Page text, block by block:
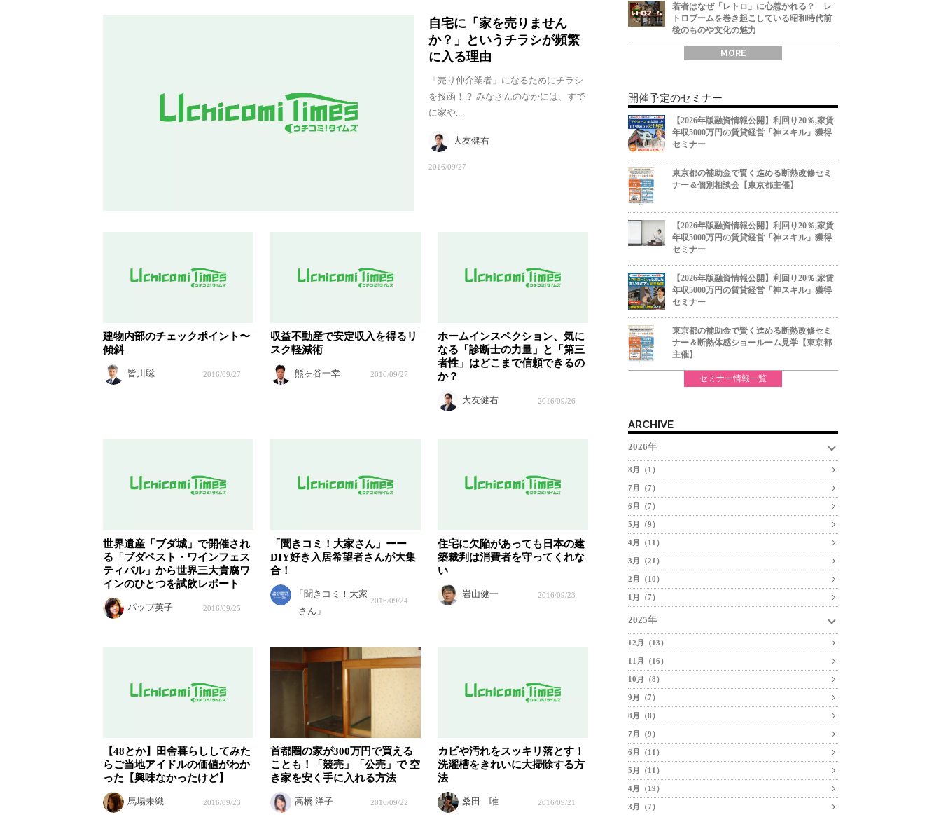
自宅に「家を売りません
か？」というチラシが頻繁
に入る理由
「売り仲介業者」になるためにチラシ
を投函！？ みなさんのなかには、すで
に家や...
大友健右
2016/09/27
建物内部のチェックポイント〜
傾斜
皆川聡 2016/09/27
収益不動産で安定収入を得るリ
スク軽減術
熊ヶ谷一幸 2016/09/27
ホームインスペクション、気に
なる「診断士の力量」と「第三
者性」はどこまで信頼できるの
か？
大友健右 2016/09/26
世界遺産「ブダ城」で開催され
る「ブダペスト・ワインフェス
ティバル」から世界三大貴腐ワ
インのひとつを試飲レポート
パップ英子 2016/09/25
「聞きコミ！大家さん」ーー
DIY好き入居希望者さんが大集
合！
「聞きコミ！大家
さん」
2016/09/24
住宅に欠陥があっても日本の建
築裁判は消費者を守ってくれな
い
岩山健一 2016/09/23
【48とか】田舎暮らししてみた
らご当地アイドルの価値がわか
った【興味なかったけど】
馬場未織 2016/09/23
首都圏の家が300万円で買える
ことも！「競売」「公売」で 空
き家を安く手に入れる方法
高橋 洋子 2016/09/22
カビや汚れをスッキリ落とす！
洗濯槽をきれいに大掃除する方
法
桑田 唯 2016/09/21
若者はなぜ「レトロ」に心惹かれる？ レ
トロブームを巻き起こしている昭和時代前
後のものや文化の魅力
MORE
開催予定のセミナー
【2026年版融資情報公開】利回り20％,家賃
年収5000万円の賃貸経営「神スキル」獲得
セミナー
東京都の補助金で賢く進める断熱改修セミ
ナー＆個別相談会【東京都主催】
【2026年版融資情報公開】利回り20％,家賃
年収5000万円の賃貸経営「神スキル」獲得
セミナー
【2026年版融資情報公開】利回り20％,家賃
年収5000万円の賃貸経営「神スキル」獲得
セミナー
東京都の補助金で賢く進める断熱改修セミ
ナー＆断熱体感ショールーム見学【東京都
主催】
セミナー情報一覧
ARCHIVE
2026年
8月（1）
7月（7）
6月（7）
5月（9）
4月（11）
3月（21）
2月（10）
1月（7）
2025年
12月（13）
11月（16）
10月（8）
9月（7）
8月（8）
7月（9）
6月（11）
5月（11）
4月（19）
3月（7）